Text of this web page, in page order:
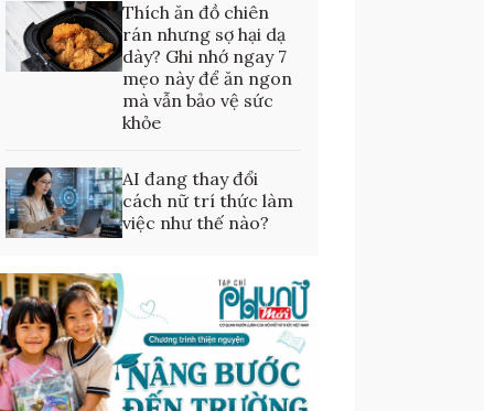
Thích ăn đồ chiên
rán nhưng sợ hại dạ
dày? Ghi nhớ ngay 7
mẹo này để ăn ngon
mà vẫn bảo vệ sức
khỏe
AI đang thay đổi
cách nữ trí thức làm
việc như thế nào?